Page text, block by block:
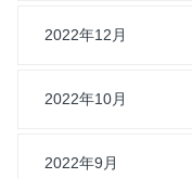
2022年12月
2022年10月
2022年9月